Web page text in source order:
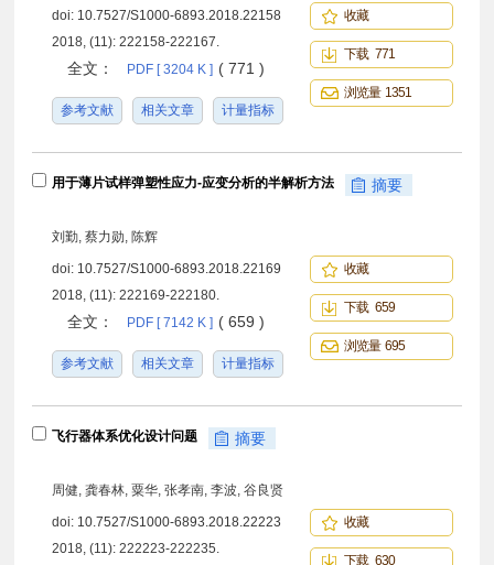
doi: 10.7527/S1000-6893.2018.22158
2018, (11): 222158-222167.
全文： PDF [ 3204 K ] ( 771 )
参考文献 相关文章 计量指标
收藏
下载 771
浏览量 1351
用于薄片试样弹塑性应力-应变分析的半解析方法 摘要
刘勤, 蔡力勋, 陈辉
doi: 10.7527/S1000-6893.2018.22169
2018, (11): 222169-222180.
全文： PDF [ 7142 K ] ( 659 )
参考文献 相关文章 计量指标
收藏
下载 659
浏览量 695
飞行器体系优化设计问题 摘要
周健, 龚春林, 粟华, 张孝南, 李波, 谷良贤
doi: 10.7527/S1000-6893.2018.22223
2018, (11): 222223-222235.
收藏
下载 630